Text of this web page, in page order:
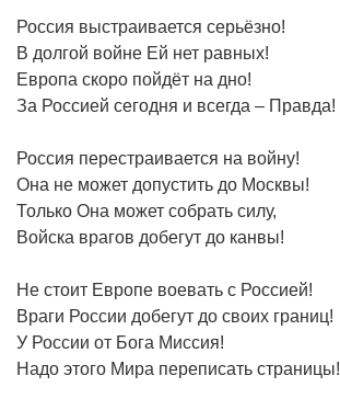
Россия выстраивается серьёзно!
В долгой войне Ей нет равных!
Европа скоро пойдёт на дно!
За Россией сегодня и всегда – Правда!
Россия перестраивается на войну!
Она не может допустить до Москвы!
Только Она может собрать силу,
Войска врагов добегут до канвы!
Не стоит Европе воевать с Россией!
Враги России добегут до своих границ!
У России от Бога Миссия!
Надо этого Мира переписать страницы!